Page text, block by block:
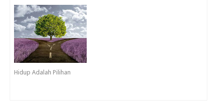
Hidup Adalah Pilihan